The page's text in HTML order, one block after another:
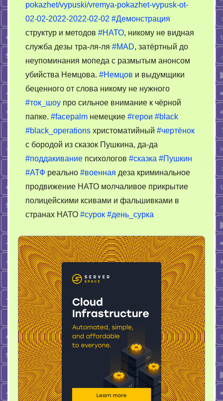
pokazhet/vypuski/vremya-pokazhet-vypusk-ot-
02-02-2022-2022-02-02 #Демонстрация
структур и методов #НАТО, никому не видная
служба дезы тра-ля-ля #MAD, затёртный до
неупоминания мопеда с размытым анонсом
убийства Немцова. #Немцов и выдумщики
беценного от слова никому не нужного
#ток_шоу про сильное внимание к чёрной
папке. #facepalm немецкие #герои #black
#black_operations христоматийный #чертёнок
с бородой из сказок Пушкина, да-да
#поддакивание психологов #сказка #Пушкин
#АТФ реально #военная деза криминальное
продвижение НАТО молчаливое прикрытие
полицейскими ксивами и фальшивками в
странах НАТО #сурок #день_сурка